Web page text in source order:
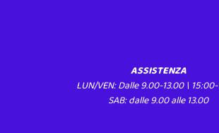
ASSISTENZA
LUN/VEN: Dalle 9.00-13.00 \
SAB: dalle 9.00 alle 13.00